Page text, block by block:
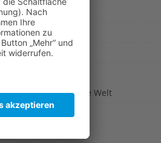
Ideen-Reich
Italien
Japan
Kulinarisch um die Welt
Kultur